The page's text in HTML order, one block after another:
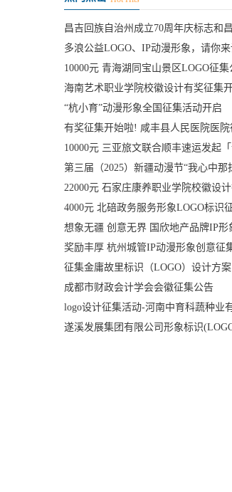
昌吉回族自治州成立70周年庆标志和
多浪公益LOGO、IP动漫形象，请你
10000元 青海湖同宝山景区LOGO征集
海南艺术职业学院校徽设计有奖征集
“杭小育”动漫形象全国征集活动开启
有奖征集开始啦! 咸丰县人民医院医
10000元 三亚旅文联合顺丰速运发起
第三届（2025）新疆动漫节“我心中那
征
22000元 石家庄康养职业学院校徽设
4000元 北碚政务服务形象LOGO标识
想象无疆 创意无界 国欣地产品牌IP形
奖励丰厚 杭州城管IP动漫形象创意征
征集金庸故里标识（LOGO）设计方案
成都市财政会计学会会徽征集公告
logo设计征集活动-河南中育科蔬种业
(LOGO
遂溪发展集团有限公司形象标识